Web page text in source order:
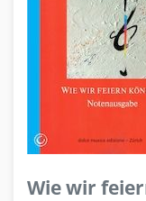
Wie wir